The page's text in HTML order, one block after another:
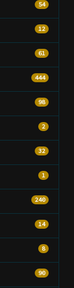
54
12
61
444
98
2
32
1
240
14
8
90